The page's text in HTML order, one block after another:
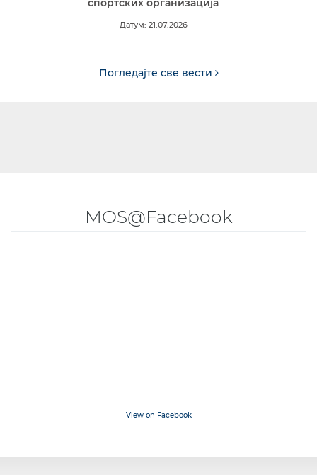
спортских организација
Датум: 21.07.2026
Погледајте све вести
MOS@Facebook
View on Facebook